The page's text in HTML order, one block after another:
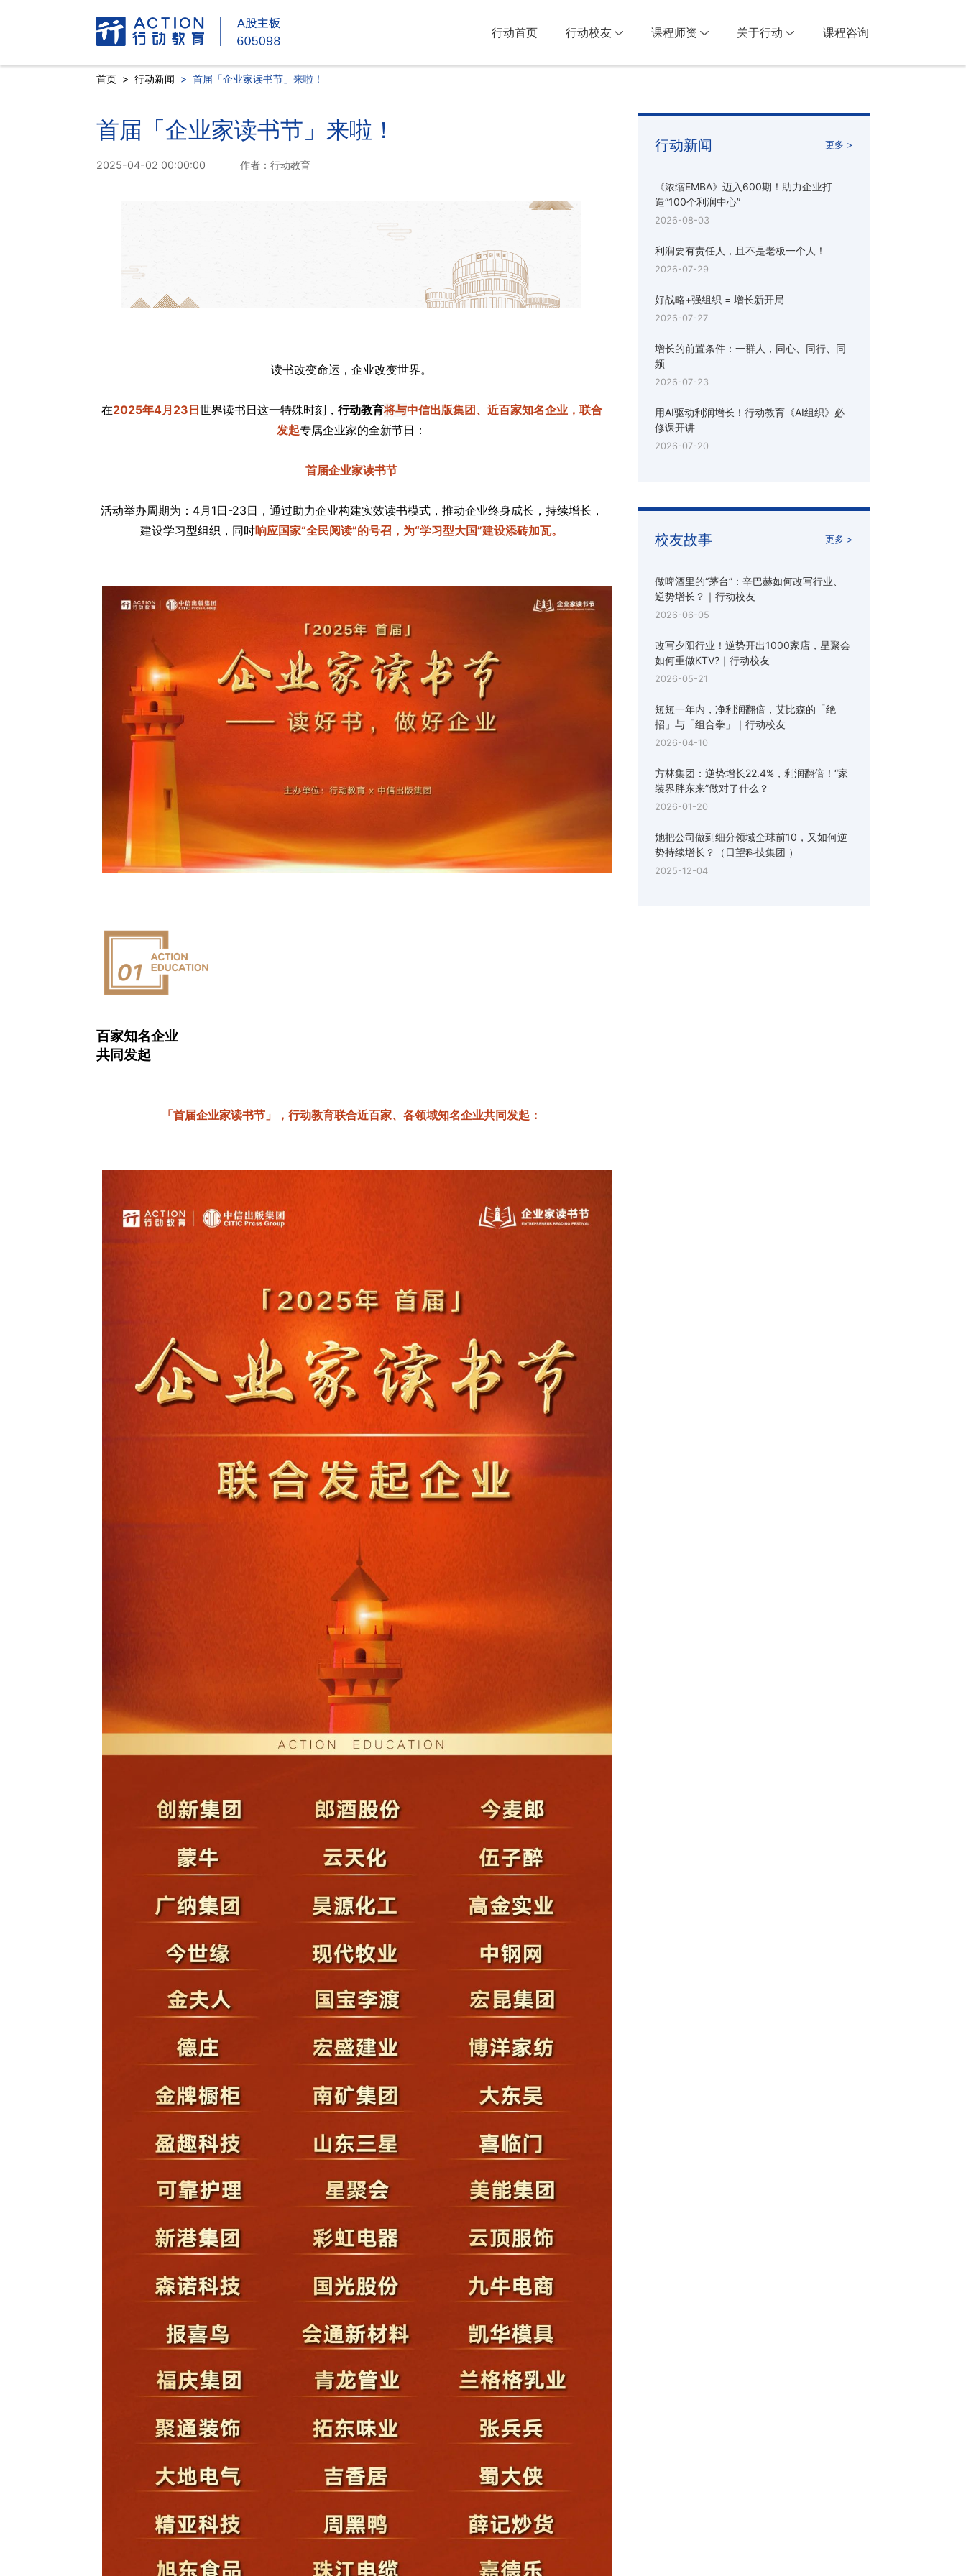
行动首页 行动校友 课程师资 关于行动 课程咨询
首页 > 行动新闻 > 首届「企业家读书节」来啦！
首届「企业家读书节」来啦！
2025-04-02 00:00:00 作者：行动教育
读书改变命运，企业改变世界。
在2025年4月23日世界读书日这一特殊时刻， 行动教育将与中信出版集团、近百家知名企业，联合
发起专属企业家的全新节日：
首届企业家读书节
活动举办周期为：4月1日-23日，通过助力企业构建实效读书模式，推动企业终身成长，持续增长，
建设学习型组织，同时响应国家“全民阅读”的号召，为“学习型大国”建设添砖加瓦。
百家知名企业
共同发起
「首届企业家读书节」，行动教育联合近百家、各领域知名企业共同发起：
行动新闻 更多 >
《浓缩EMBA》迈入600期！助力企业打
造“100个利润中心”
2026-08-03
利润要有责任人，且不是老板一个人！
2026-07-29
好战略+强组织 = 增长新开局
2026-07-27
增长的前置条件：一群人，同心、同行、同
频
2026-07-23
用AI驱动利润增长！行动教育《AI组织》必
修课开讲
2026-07-20
校友故事 更多 >
做啤酒里的“茅台”：辛巴赫如何改写行业、
逆势增长？｜行动校友
2026-06-05
改写夕阳行业！逆势开出1000家店，星聚会
如何重做KTV?｜行动校友
2026-05-21
短短一年内，净利润翻倍，艾比森的「绝
招」与「组合拳」｜行动校友
2026-04-10
方林集团：逆势增长22.4%，利润翻倍！“家
装界胖东来”做对了什么？
2026-01-20
她把公司做到细分领域全球前10，又如何逆
势持续增长？（日望科技集团 ）
2025-12-04